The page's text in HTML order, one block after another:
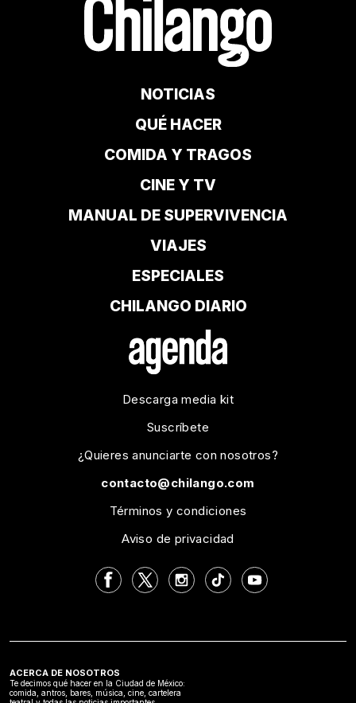
NOTICIAS
QUÉ HACER
COMIDA Y TRAGOS
CINE Y TV
MANUAL DE SUPERVIVENCIA
VIAJES
ESPECIALES
CHILANGO DIARIO
Descarga media kit
Suscríbete
¿Quieres anunciarte con nosotros?
contacto@chilango.com
Términos y condiciones
Aviso de privacidad
ACERCA DE NOSOTROS
Te decimos qué hacer en la Ciudad de México:
comida, antros, bares, música, cine, cartelera